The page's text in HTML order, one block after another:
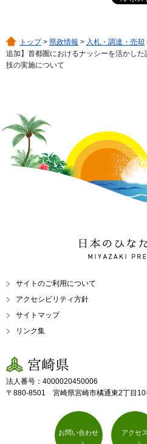
トップ> 県政情報 > 入札・調達・売却
追加】首都圏におけるナッシーを活かし
技の実施について
日本のひなた 宮
MIYAZAKI
サイトのご利用について
アクセシビリティ方針
サイトマップ
リンク集
宮崎県
法人番号：4000020450006
〒880-8501 宮崎県宮崎市橘通東2丁目10
お問い合わせ アクセス